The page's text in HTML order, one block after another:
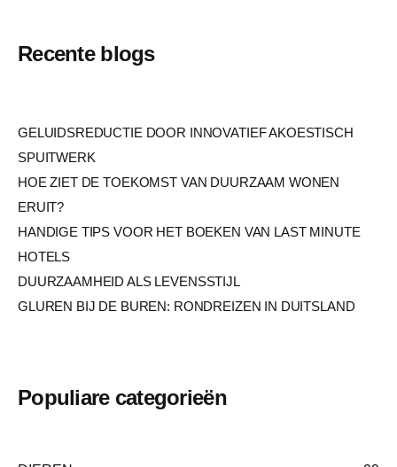
Recente blogs
GELUIDSREDUCTIE DOOR INNOVATIEF AKOESTISCH
SPUITWERK
HOE ZIET DE TOEKOMST VAN DUURZAAM WONEN
ERUIT?
HANDIGE TIPS VOOR HET BOEKEN VAN LAST MINUTE
HOTELS
DUURZAAMHEID ALS LEVENSSTIJL
GLUREN BIJ DE BUREN: RONDREIZEN IN DUITSLAND
Populiare categorieën